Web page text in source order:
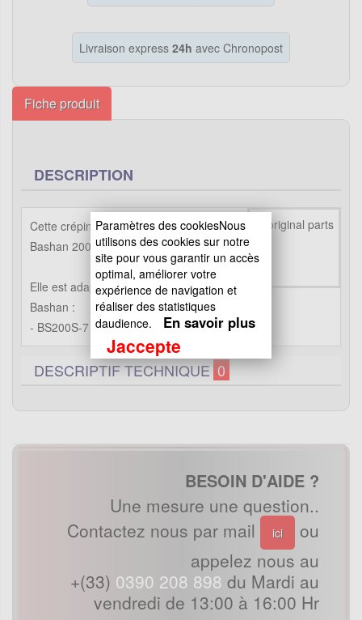
Livraison express 24h avec Chronopost
Fiche produit
DESCRIPTION
Cette crépine est destinée aux Quads
Bashan 200cc.
Elle est adaptée aux moteurs de quads
Bashan :
- BS200S-7
DESCRIPTIF TECHNIQUE0
BESOIN D'AIDE ?
Une mesure une question..
Contactez nous par mail
ici
ou
appelez nous au
+(33) 0390 208 898 du Mardi au
vendredi de 13:00 à 16:00 Hr
Paramètres des cookiesNous
utilisons des cookies sur notre
site pour vous garantir un accès
optimal, améliorer votre
expérience de navigation et
réaliser des statistiques
daudience.
En savoir plus
Jaccepte